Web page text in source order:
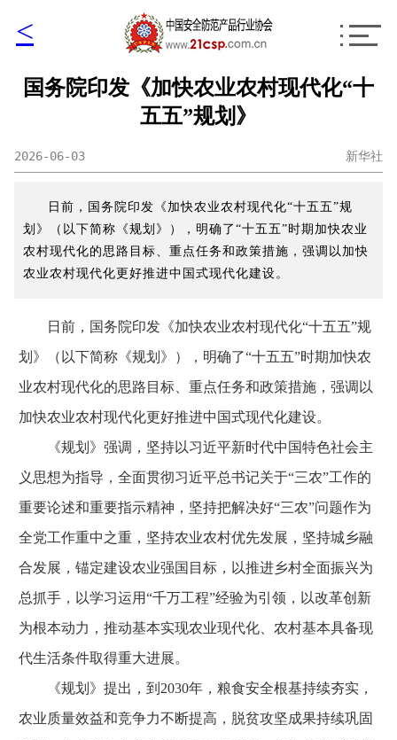
<
国务院印发《加快农业农村现代化“十
五五”规划》
2026-06-03 新华社
日前，国务院印发《加快农业农村现代化“十五五”规
划》（以下简称《规划》），明确了“十五五”时期加快农业
农村现代化的思路目标、重点任务和政策措施，强调以加快
农业农村现代化更好推进中国式现代化建设。
日前，国务院印发《加快农业农村现代化“十五五”规
划》（以下简称《规划》），明确了“十五五”时期加快农
业农村现代化的思路目标、重点任务和政策措施，强调以
加快农业农村现代化更好推进中国式现代化建设。
《规划》强调，坚持以习近平新时代中国特色社会主
义思想为指导，全面贯彻习近平总书记关于“三农”工作的
重要论述和重要指示精神，坚持把解决好“三农”问题作为
全党工作重中之重，坚持农业农村优先发展，坚持城乡融
合发展，锚定建设农业强国目标，以推进乡村全面振兴为
总抓手，以学习运用“千万工程”经验为引领，以改革创新
为根本动力，推动基本实现农业现代化、农村基本具备现
代生活条件取得重大进展。
《规划》提出，到2030年，粮食安全根基持续夯实，
农业质量效益和竞争力不断提高，脱贫攻坚成果持续巩固